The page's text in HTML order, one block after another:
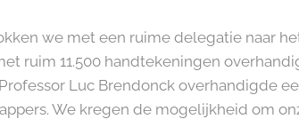
we met een ruime delegatie naar
ruim 11.500 handtekeningen
Luc Brendonck overhandigde
We kregen de mogelijkheid om